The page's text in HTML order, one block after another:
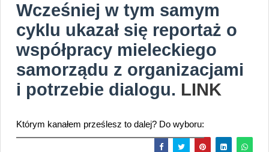
Wcześniej w tym samym
cyklu ukazał się reportaż o
współpracy mieleckiego
samorządu z organizacjami
i potrzebie dialogu. LINK
Którym kanałem prześlesz to dalej? Do wyboru: